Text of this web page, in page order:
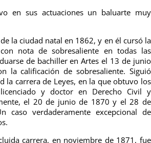
en sus ac­tuaciones un baluarte muy
la ciu­dad natal en 1862, y en él cursó la
con nota de sobresaliente en todas las
de bachiller en Artes el 13 de junio
la calificación de so­bresaliente. Siguió
la carrera de Leyes, en la que obtuvo los
y doctor en Derecho Ci­vil y
el 20 de junio de 1870 y el 28 de
caso verdadera­mente excepcional de
carrera, en noviembre de 1871, fue